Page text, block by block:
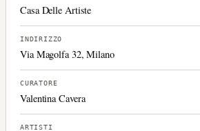
Casa Delle Artiste
INDIRIZZO
Via Magolfa 32, Milano
CURATORE
Valentina Cavera
ARTISTI